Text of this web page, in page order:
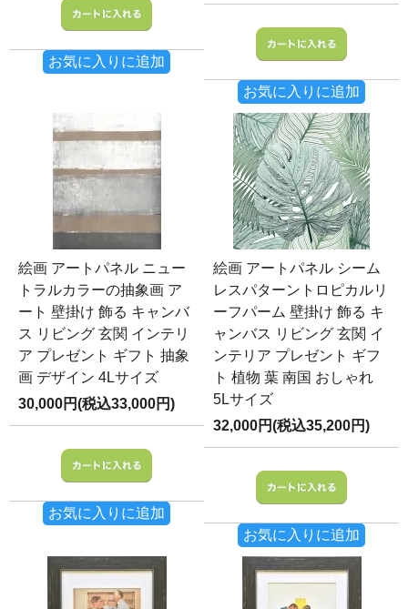
お気に入りに追加
お気に入りに追加
絵画 アートパネル ニュー
トラルカラーの抽象画 ア
ート 壁掛け 飾る キャンバ
ス リビング 玄関 インテリ
ア プレゼント ギフト 抽象
画 デザイン 4Lサイズ
30,000円(税込33,000円)
お気に入りに追加
絵画 アートパネル シーム
レスパターントロピカルリ
ーフパーム 壁掛け 飾る キ
ャンバス リビング 玄関 イ
ンテリア プレゼント ギフ
ト 植物 葉 南国 おしゃれ
5Lサイズ
32,000円(税込35,200円)
お気に入りに追加